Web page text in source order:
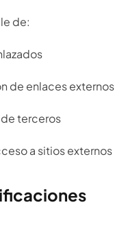
de:
de enlaces externos
terceros
a sitios externos